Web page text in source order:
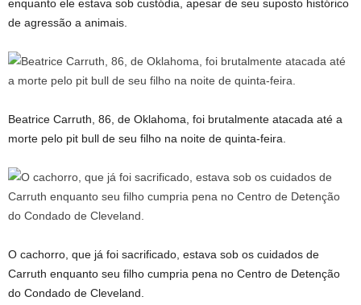
enquanto ele estava sob custódia, apesar de seu suposto histórico
de agressão a animais.
Beatrice Carruth, 86, de Oklahoma, foi brutalmente atacada até a
morte pelo pit bull de seu filho na noite de quinta-feira.
O cachorro, que já foi sacrificado, estava sob os cuidados de
Carruth enquanto seu filho cumpria pena no Centro de Detenção
do Condado de Cleveland.